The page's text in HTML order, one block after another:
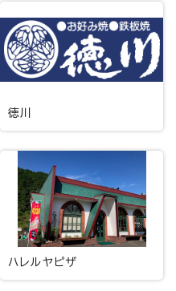
徳川
ハレルヤピザ